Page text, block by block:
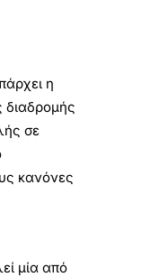
η
διαδρομής
σε
κανόνες
μία από